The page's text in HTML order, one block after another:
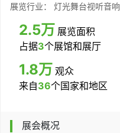
展览行业： 灯光舞台视听音响
2.5万 展览面积
占据3个展馆和展厅
1.8万 观众
来自36个国家和地区
展会概况